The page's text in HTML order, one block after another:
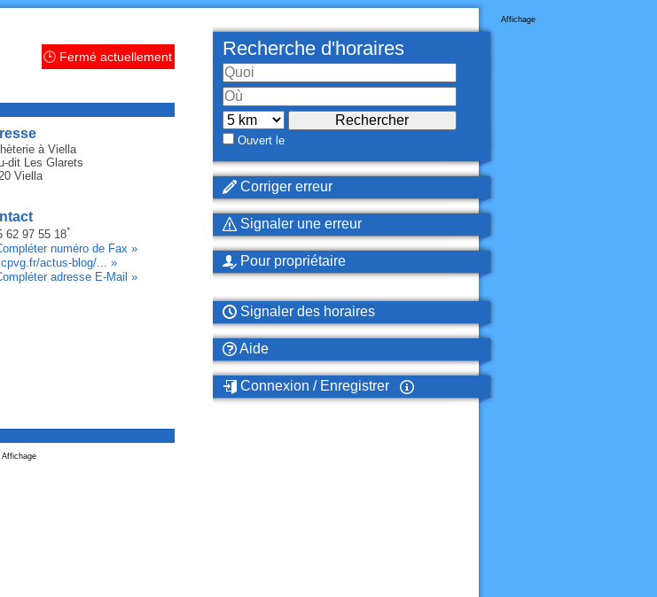
🕒 Fermé actuellement
à Viella
dit Les Glarets
Viella
62 97 55 18*
numéro de Fax »
actus-blog/... »
adresse E-Mail »
Affichage
Affichage
Recherche d'horaires
Ouvert le
Corriger erreur
Signaler une erreur
Pour propriétaire
Signaler des horaires
Aide
Connexion / Enregistrer